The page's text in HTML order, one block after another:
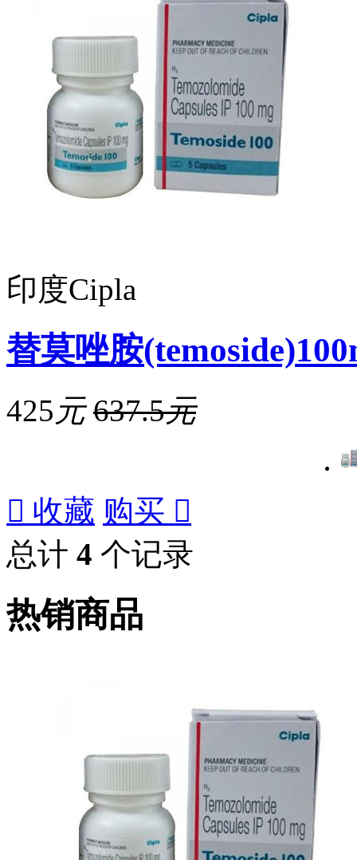
印度Cipla
替莫唑胺
425 元 637.5元
 收藏 购买 
总计 4 个记录
热销商品